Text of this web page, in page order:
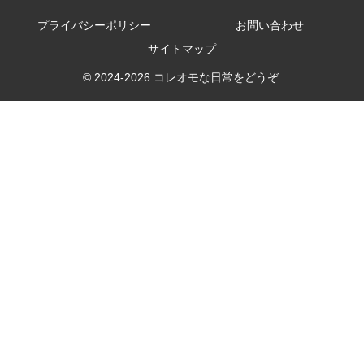
プライバシーポリシー
お問い合わせ
サイトマップ
© 2024-2026 コレオモな日常をどうぞ.